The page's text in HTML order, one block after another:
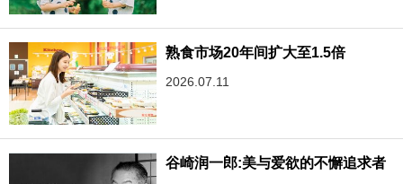
熟食市场20年间扩大至1.5倍
2026.07.11
谷崎润一郎:美与爱欲的不懈追求者